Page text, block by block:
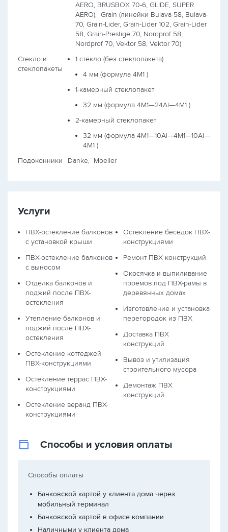
AERO, BRUSBOX 70-6, GLIDE, SUPER
AERO), Grain (линейки Bulava-58, Bulava-
70, Grain-Lider, Grain-Lider 102, Grain-Lider
58, Grain-Prestige 70, Nordprof 58,
Nordprof 70, Vektor 58, Vektor 70)
Стекло и
стеклопакеты
1 стекло (без стеклопакета)
4 мм (формула 4М1 )
1-камерный стеклопакет
32 мм (формула 4М1—24Al—4М1 )
2-камерный стеклопакет
32 мм (формула 4М1—10Al—4М1—10Al—
4М1 )
Подоконники
Danke, Moeller
Услуги
ПВХ-остекление балконов
с установкой крыши
ПВХ-остекление балконов
с выносом
Отделка балконов и
лоджий после ПВХ-
остекления
Утепление балконов и
лоджий после ПВХ-
остекления
Остекление коттеджей
ПВХ-конструкциями
Остекление террас ПВХ-
конструкциями
Остекление веранд ПВХ-
конструкциями
Остекление беседок ПВХ-
конструкциями
Ремонт ПВХ конструкций
Окосячка и выпиливание
проёмов под ПВХ-рамы в
деревянных домах
Изготовление и установка
перегородок из ПВХ
Доставка ПВХ
конструкций
Вывоз и утилизация
строительного мусора
Демонтаж ПВХ
конструкций
Способы и условия оплаты
Способы оплаты
Банковской картой у клиента дома через
мобильный терминал
Банковской картой в офисе компании
Наличными у клиента дома